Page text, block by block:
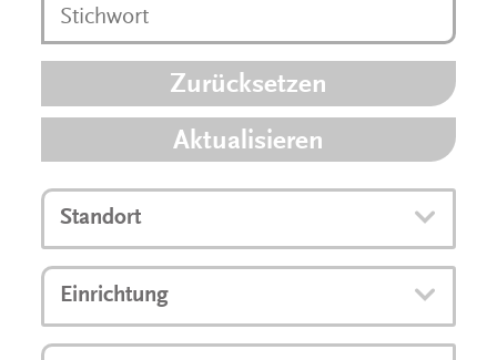
Zurücksetzen
Aktualisieren
Standort
Einrichtung